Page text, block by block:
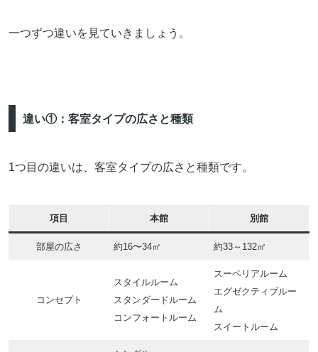
一つずつ違いを見ていきましょう。
違い①：客室タイプの広さと種類
1つ目の違いは、客室タイプの広さと種類です。
項目 本館 別館
部屋の広さ 約16〜34㎡ 約33～132㎡
コンセプト
スタイルルーム
スタンダードルーム
コンフォートルーム
スーペリアルーム
エグゼクティブルー
ム
スイートルーム